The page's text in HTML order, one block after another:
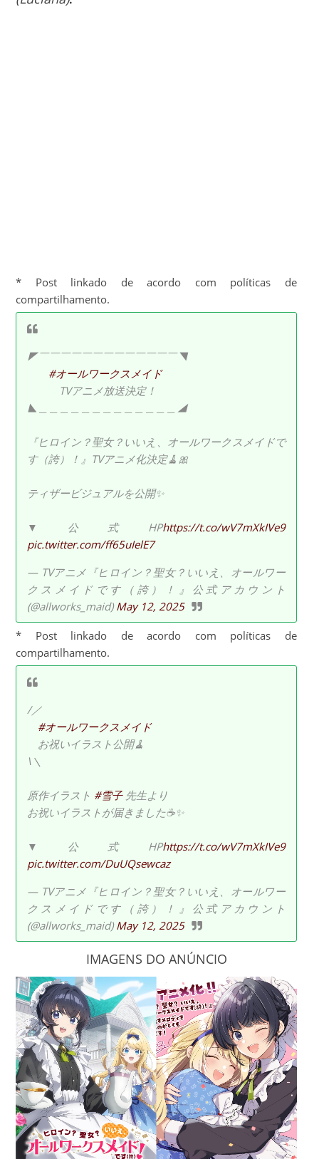
* Post linkado de acordo com políticas de
compartilhamento.
◤￣￣￣￣￣￣￣￣￣￣￣￣￣◥
#オールワークスメイド
TVアニメ放送決定！
◣＿＿＿＿＿＿＿＿＿＿＿＿＿◢
『ヒロイン？聖女？いいえ、オールワークスメイドで
す（誇）！』TVアニメ化決定🧹🎀
ティザービジュアルを公開✨
▼公式HPhttps://t.co/wV7mXkIVe9
pic.twitter.com/ff65uIelE7
— TVアニメ『ヒロイン？聖女？いいえ、オールワー
クスメイドです（誇）！』公式アカウント
(@allworks_maid)May 12, 2025
* Post linkado de acordo com políticas de
compartilhamento.
/／
#オールワークスメイド
お祝いイラスト公開🧹
\＼
原作イラスト #雪子先生より
お祝いイラストが届きました☕️✨
▼公式HPhttps://t.co/wV7mXkIVe9
pic.twitter.com/DuUQsewcaz
— TVアニメ『ヒロイン？聖女？いいえ、オールワー
クスメイドです（誇）！』公式アカウント
(@allworks_maid)May 12, 2025
IMAGENS DO ANÚNCIO